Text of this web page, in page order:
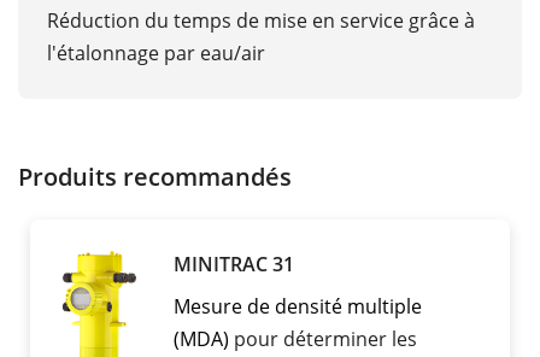
Réduction du temps de mise en service grâce à
l'étalonnage par eau/air
Produits recommandés
MINITRAC 31
Mesure de densité multiple
(MDA) pour déterminer les